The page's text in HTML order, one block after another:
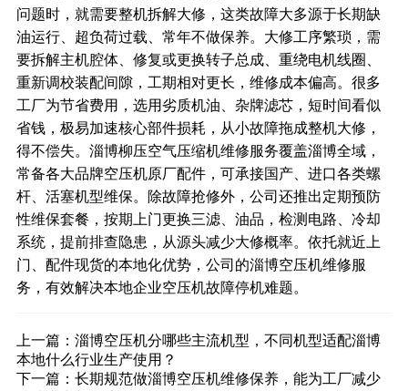
问题时，就需要整机拆解大修，这类故障大多源于长期缺
油运行、超负荷过载、常年不做保养。大修工序繁琐，需
要拆解主机腔体、修复或更换转子总成、重绕电机线圈、
重新调校装配间隙，工期相对更长，维修成本偏高。很多
工厂为节省费用，选用劣质机油、杂牌滤芯，短时间看似
省钱，极易加速核心部件损耗，从小故障拖成整机大修，
得不偿失。淄博柳压空气压缩机维修服务覆盖淄博全域，
常备各大品牌空压机原厂配件，可承接国产、进口各类螺
杆、活塞机型维保。除故障抢修外，公司还推出定期预防
性维保套餐，按期上门更换三滤、油品，检测电路、冷却
系统，提前排查隐患，从源头减少大修概率。依托就近上
门、配件现货的本地化优势，公司的淄博空压机维修服
务，有效解决本地企业空压机故障停机难题。
上一篇： 淄博空压机分哪些主流机型，不同机型适配淄博
本地什么行业生产使用？
下一篇： 长期规范做淄博空压机维修保养，能为工厂减少